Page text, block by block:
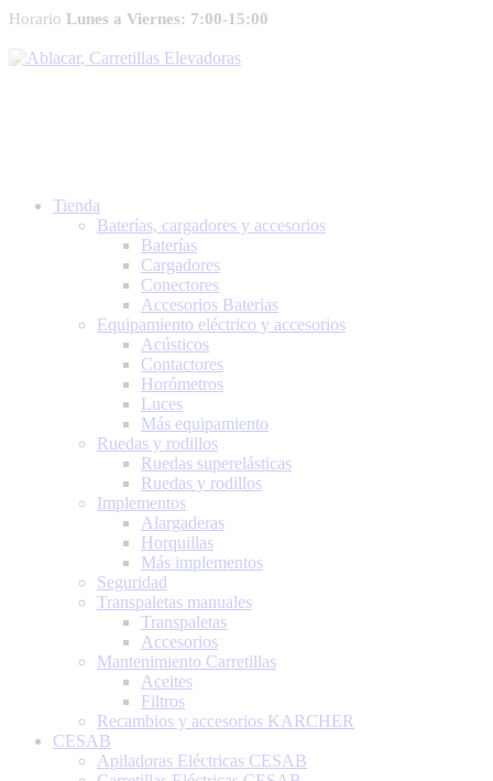
Horario Lunes a Viernes: 7:00-15:00
Tienda
Baterías, cargadores y accesorios
Baterías
Cargadores
Conectores
Accesorios Baterias
Equipamiento eléctrico y accesorios
Acústicos
Contactores
Horómetros
Luces
Más equipamiento
Ruedas y rodillos
Ruedas superelásticas
Ruedas y rodillos
Implementos
Alargaderas
Horquillas
Más implementos
Seguridad
Transpaletas manuales
Transpaletas
Accesorios
Mantenimiento Carretillas
Aceites
Filtros
Recambios y accesorios KARCHER
CESAB
Apiladoras Eléctricas CESAB